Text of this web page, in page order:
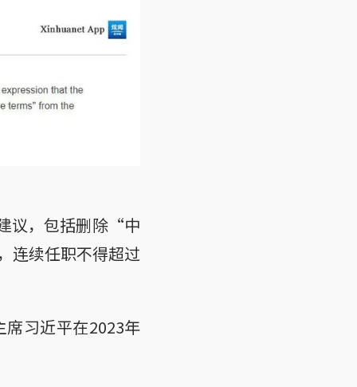
议，包括删除“中
连续任职不得超过
习近平在2023年